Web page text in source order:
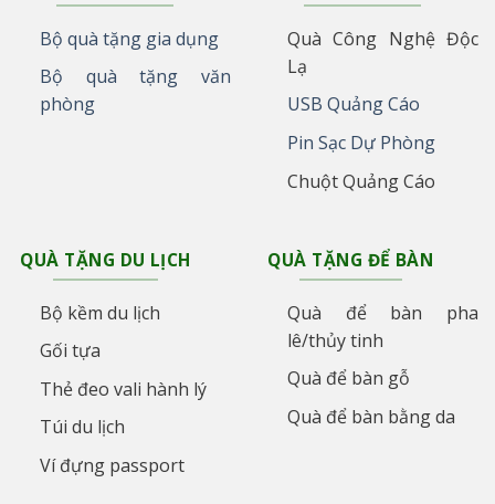
Bộ quà tặng gia dụng
Bộ quà tặng văn
phòng
Quà Công Nghệ Độc
Lạ
USB Quảng Cáo
Pin Sạc Dự Phòng
Chuột Quảng Cáo
QUÀ TẶNG DU LỊCH
Bộ kềm du lịch
Gối tựa
Thẻ đeo vali hành lý
Túi du lịch
Ví đựng passport
QUÀ TẶNG ĐỂ BÀN
Quà để bàn pha
lê/thủy tinh
Quà để bàn gỗ
Quà để bàn bằng da